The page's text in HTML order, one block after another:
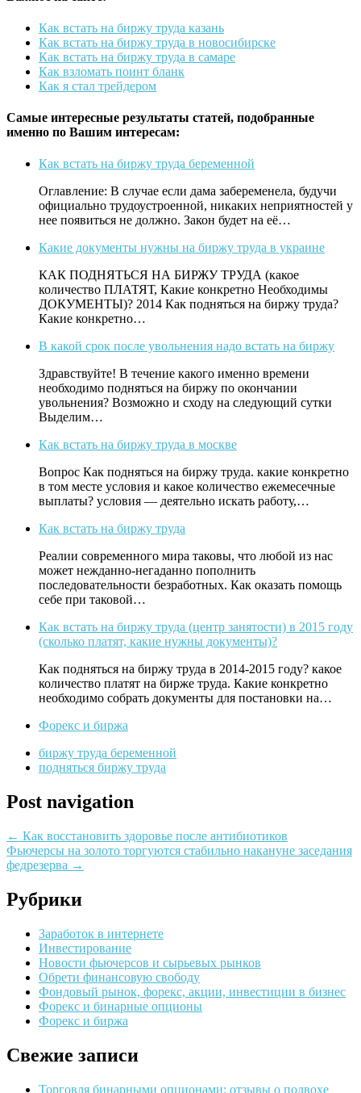
Как встать на биржу труда казань
Как встать на биржу труда в новосибирске
Как встать на биржу труда в самаре
Как взломать поинт бланк
Как я стал трейдером
Самые интересные результаты статей, подобранные
именно по Вашим интересам:
Как встать на биржу труда беременной
Оглавление: В случае если дама забеременела, будучи
официально трудоустроенной, никаких неприятностей у
нее появиться не должно. Закон будет на её…
Какие документы нужны на биржу труда в украине
КАК ПОДНЯТЬСЯ НА БИРЖУ ТРУДА (какое
количество ПЛАТЯТ, Какие конкретно Необходимы
ДОКУМЕНТЫ)? 2014 Как подняться на биржу труда?
Какие конкретно…
В какой срок после увольнения надо встать на биржу
Здравствуйте! В течение какого именно времени
необходимо подняться на биржу по окончании
увольнения? Возможно и сходу на следующий сутки
Выделим…
Как встать на биржу труда в москве
Вопрос Как подняться на биржу труда. какие конкретно
в том месте условия и какое количество ежемесечные
выплаты? условия — деятельно искать работу,…
Как встать на биржу труда
Реалии современного мира таковы, что любой из нас
может нежданно-негаданно пополнить
последовательности безработных. Как оказать помощь
себе при таковой…
Как встать на биржу труда (центр занятости) в 2015 году
(сколько платят, какие нужны документы)?
Как подняться на биржу труда в 2014-2015 году? какое
количество платят на бирже труда. Какие конкретно
необходимо собрать документы для постановки на…
Форекс и биржа
биржу труда беременной
подняться биржу труда
Post navigation
← Как восстановить здоровье после антибиотиков
Фьючерсы на золото торгуются стабильно накануне заседания
федрезерва →
Рубрики
Заработок в интернете
Инвестирование
Новости фьючерсов и сырьевых рынков
Обрети финансовую свободу
Фондовый рынок, форекс, акции, инвестиции в бизнес
Форекс и бинарные опционы
Форекс и биржа
Свежие записи
Торговля бинарными опционами: отзывы о подвохе